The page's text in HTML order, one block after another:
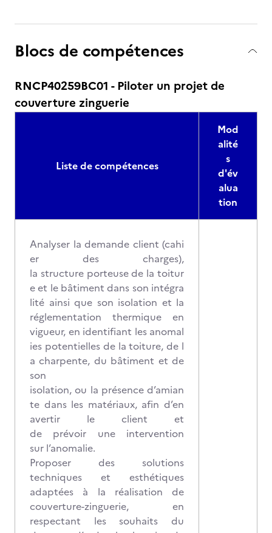
Blocs de compétences
RNCP40259BC01 - Piloter un projet de
couverture zinguerie
Liste de compétences
Mod
alité
s
d'év
alua
tion
Analyser la demande client (cahi
er des charges),
la structure porteuse de la toitur
e et le bâtiment dans son intégra
lité ainsi que son isolation et la
réglementation thermique en
vigueur, en identifiant les anomal
ies potentielles de la toiture, de l
a charpente, du bâtiment et de
son
isolation, ou la présence d’amian
te dans les matériaux, afin d’en
avertir le client et
de prévoir une intervention
sur l’anomalie.
Proposer des solutions
techniques et esthétiques
adaptées à la réalisation de
couverture-zinguerie, en
respectant les souhaits du